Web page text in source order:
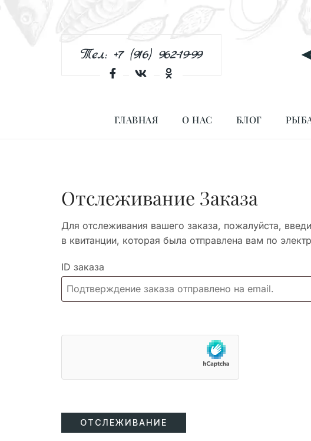
Тел: +7 (916) 962-19-99
ГЛАВНАЯ О НАС БЛОГ
Отслеживание Заказа
Для отслеживания вашего заказа, пожалуйста,
в квитанции, которая была отправлена вам по
ID заказа
ОТСЛЕЖИВАНИЕ